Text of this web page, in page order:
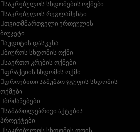
საკრებულოს სხდომების ოქმები
საკრებულოს რეგლამენტი
თვითმმართველი ერთეულის
ბიუჯეტი
აუდიტის დასკვნა
ბიუროს სხდომის ოქმი
საერთო კრების ოქმები
ფრაქციის სხდომის ოქმი
დროებითი სამუშაო ჯგუფის სხდომის
ოქმები
ბრძანებები
სამართლებრივი აქტების
პროექტები
საკრებულოს სხდომის დღის